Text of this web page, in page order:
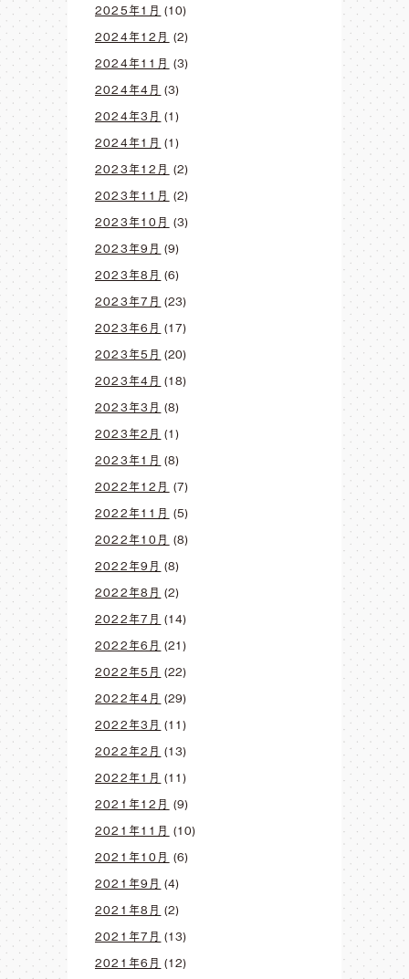
2025年1月 (10)
2024年12月 (2)
2024年11月 (3)
2024年4月 (3)
2024年3月 (1)
2024年1月 (1)
2023年12月 (2)
2023年11月 (2)
2023年10月 (3)
2023年9月 (9)
2023年8月 (6)
2023年7月 (23)
2023年6月 (17)
2023年5月 (20)
2023年4月 (18)
2023年3月 (8)
2023年2月 (1)
2023年1月 (8)
2022年12月 (7)
2022年11月 (5)
2022年10月 (8)
2022年9月 (8)
2022年8月 (2)
2022年7月 (14)
2022年6月 (21)
2022年5月 (22)
2022年4月 (29)
2022年3月 (11)
2022年2月 (13)
2022年1月 (11)
2021年12月 (9)
2021年11月 (10)
2021年10月 (6)
2021年9月 (4)
2021年8月 (2)
2021年7月 (13)
2021年6月 (12)